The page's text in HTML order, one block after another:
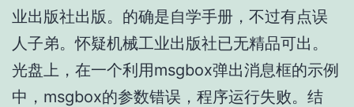
业出版社出版。的确是自学手册，不过有点误
人子弟。怀疑机械工业出版社已无精品可出。
光盘上，在一个利用msgbox弹出消息框的示例
中，msgbox的参数错误，程序运行失败。结